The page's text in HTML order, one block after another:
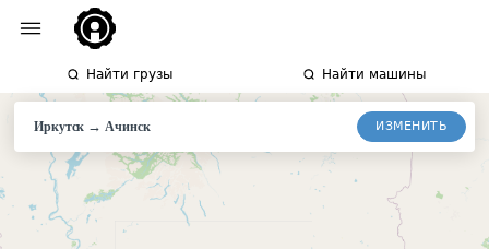
Найти грузы Найти машины
Иркутск →Ачинск ИЗМЕНИТЬ